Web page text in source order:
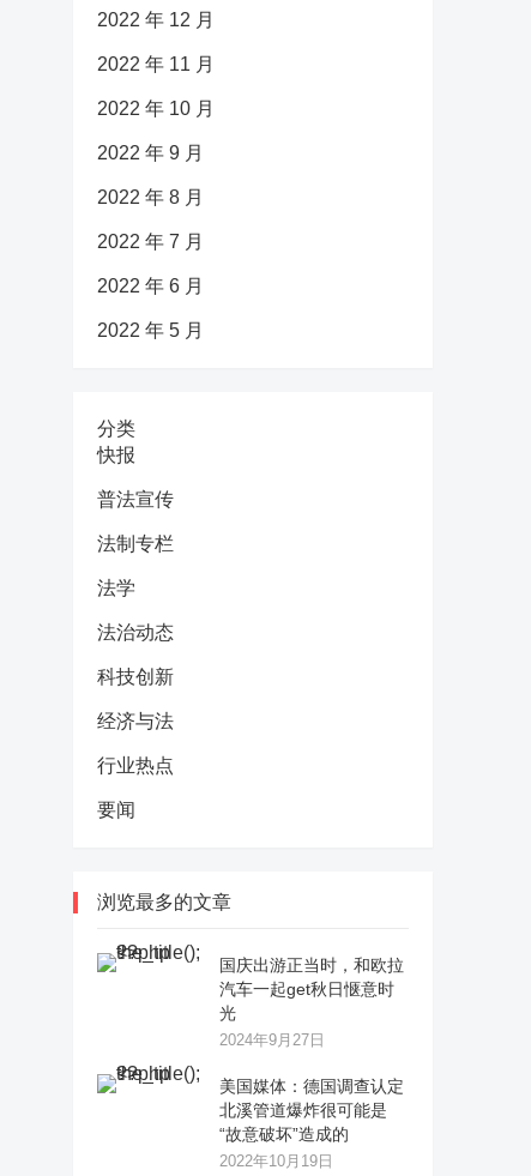
2022 年 12 月
2022 年 11 月
2022 年 10 月
2022 年 9 月
2022 年 8 月
2022 年 7 月
2022 年 6 月
2022 年 5 月
分类
快报
普法宣传
法制专栏
法学
法治动态
科技创新
经济与法
行业热点
要闻
浏览最多的文章
国庆出游正当时，和欧拉
汽车一起get秋日惬意时
光
2024年9月27日
美国媒体：德国调查认定
北溪管道爆炸很可能是
“故意破坏”造成的
2022年10月19日